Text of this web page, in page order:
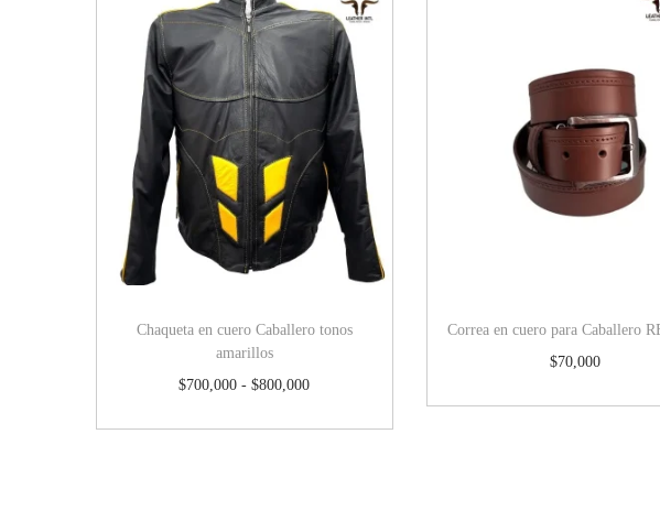
Chaqueta en cuero Caballero tonos
amarillos
$700,000 - $800,000
Correa en cuero para Caballero
$70,000